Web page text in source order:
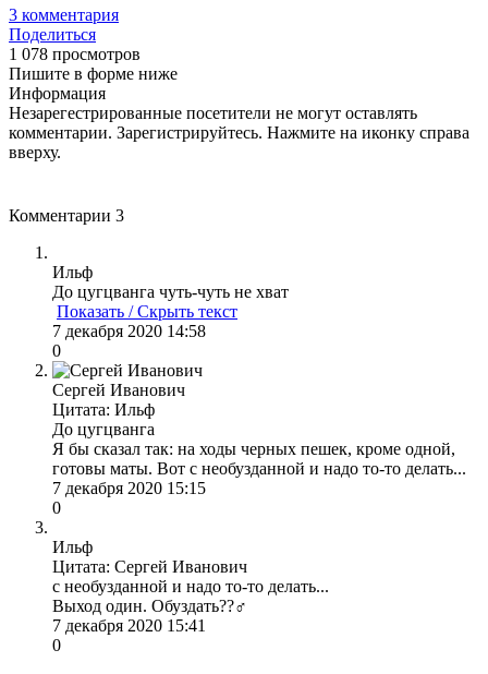
3 комментария
Поделиться
1 078 просмотров
Пишите в форме ниже
Информация
Незарегестрированные посетители не могут оставлять
комментарии. Зарегистрируйтесь. Нажмите на иконку справа
вверху.
Комментарии 3
Ильф
До цугцванга чуть-чуть не хват
Показать / Скрыть текст
7 декабря 2020 14:58
0
Сергей Иванович
Цитата: Ильф
До цугцванга
Я бы сказал так: на ходы черных пешек, кроме одной,
готовы маты. Вот с необузданной и надо то-то делать...
7 декабря 2020 15:15
0
Ильф
Цитата: Сергей Иванович
с необузданной и надо то-то делать...
Выход один. Обуздать??‍♂️
7 декабря 2020 15:41
0